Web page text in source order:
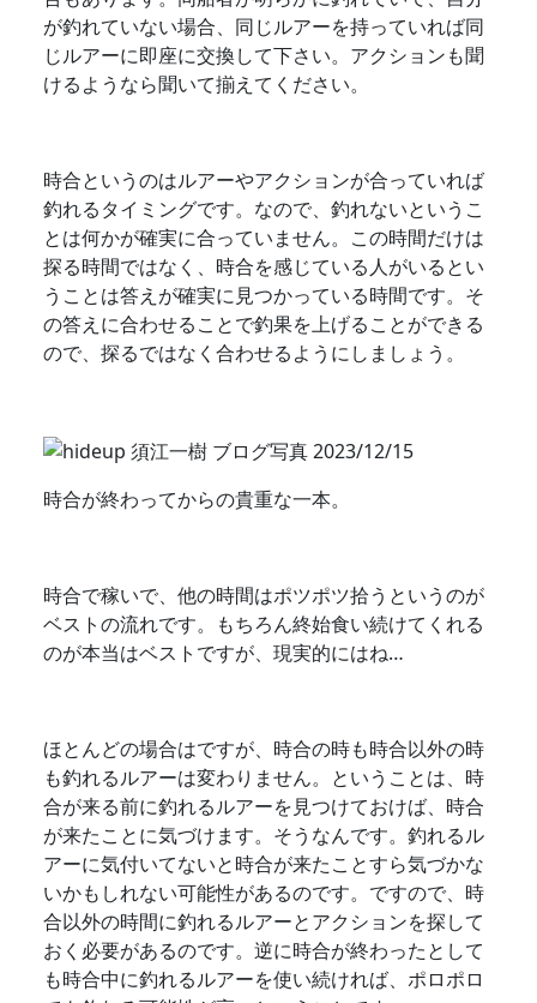
が釣れていない場合、同じルアーを持っていれば同
じルアーに即座に交換して下さい。アクションも聞
けるようなら聞いて揃えてください。
時合というのはルアーやアクションが合っていれば
釣れるタイミングです。なので、釣れないというこ
とは何かが確実に合っていません。この時間だけは
探る時間ではなく、時合を感じている人がいるとい
うことは答えが確実に見つかっている時間です。そ
の答えに合わせることで釣果を上げることができる
ので、探るではなく合わせるようにしましょう。
時合が終わってからの貴重な一本。
時合で稼いで、他の時間はポツポツ拾うというのが
ベストの流れです。もちろん終始食い続けてくれる
のが本当はベストですが、現実的にはね…
ほとんどの場合はですが、時合の時も時合以外の時
も釣れるルアーは変わりません。ということは、時
合が来る前に釣れるルアーを見つけておけば、時合
が来たことに気づけます。そうなんです。釣れるル
アーに気付いてないと時合が来たことすら気づかな
いかもしれない可能性があるのです。ですので、時
合以外の時間に釣れるルアーとアクションを探して
おく必要があるのです。逆に時合が終わったとして
も時合中に釣れるルアーを使い続ければ、ポロポロ